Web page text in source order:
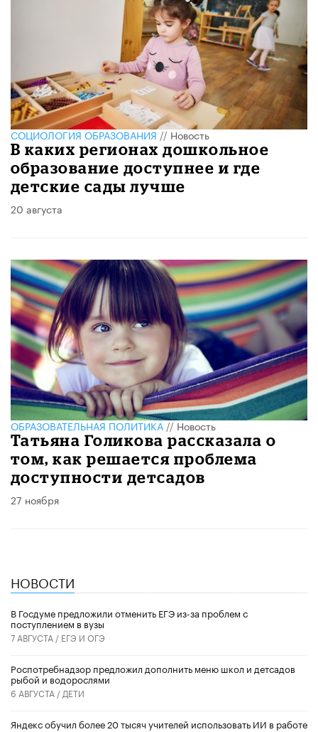
CОЦИОЛОГИЯ ОБРАЗОВАНИЯ//Новость
В каких регионах дошкольное
образование доступнее и где
детские сады лучше
20 августа
ОБРАЗОВАТЕЛЬНАЯ ПОЛИТИКА//Новость
Татьяна Голикова рассказала о
том, как решается проблема
доступности детсадов
27 ноября
НОВОСТИ
В Госдуме предложили отменить ЕГЭ из-за проблем с
поступлением в вузы
7 АВГУСТА / ЕГЭ И ОГЭ
Роспотребнадзор предложил дополнить меню школ и детсадов
рыбой и водорослями
6 АВГУСТА / ДЕТИ
​Яндекс обучил более 20 тысяч учителей использовать ИИ в работе